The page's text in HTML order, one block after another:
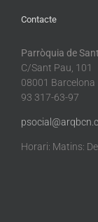
Contacte
Parròquia de
C/Sant Pau, 101
08001 Barcelona
93 317-63-97
Horari: Matins: